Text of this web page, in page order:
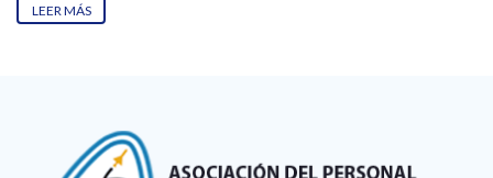
LEER MÁS